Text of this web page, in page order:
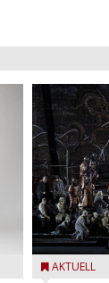
Turandot in
AKTUELL